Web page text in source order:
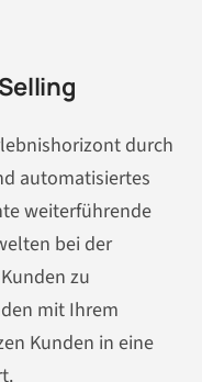
durch
automatisiertes
weiterführende
bei der
zu
mit Ihrem
Kunden in eine